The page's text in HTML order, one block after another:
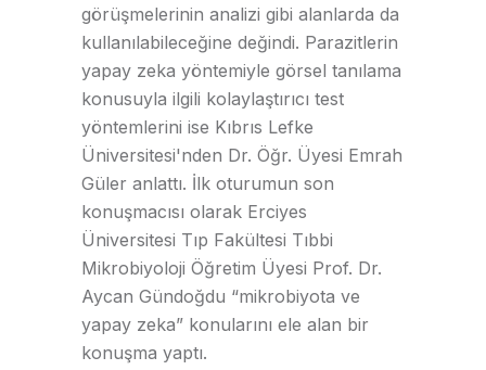
görüşmelerinin analizi gibi alanlarda da
kullanılabileceğine değindi. Parazitlerin
yapay zeka yöntemiyle görsel tanılama
konusuyla ilgili kolaylaştırıcı test
yöntemlerini ise Kıbrıs Lefke
Üniversitesi'nden Dr. Öğr. Üyesi Emrah
Güler anlattı. İlk oturumun son
konuşmacısı olarak Erciyes
Üniversitesi Tıp Fakültesi Tıbbi
Mikrobiyoloji Öğretim Üyesi Prof. Dr.
Aycan Gündoğdu “mikrobiyota ve
yapay zeka” konularını ele alan bir
konuşma yaptı.